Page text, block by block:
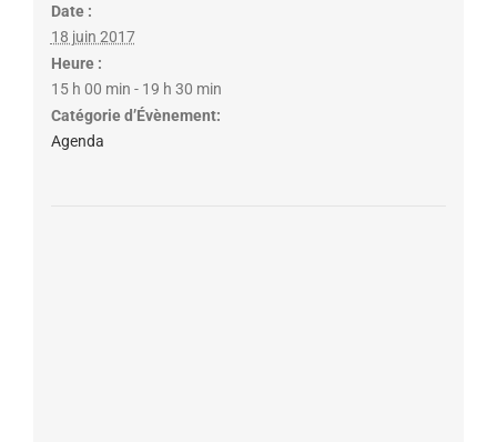
Date :
18 juin 2017
Heure :
15 h 00 min - 19 h 30 min
Catégorie d’Évènement:
Agenda